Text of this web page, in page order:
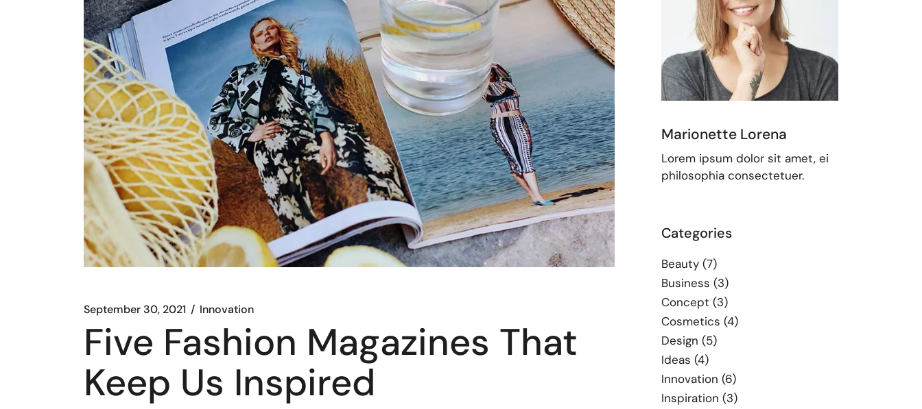
September 30, 2021 Innovation
Five Fashion Magazines That
Keep Us Inspired
Marionette Lorena
Lorem ipsum dolor sit amet, ei
philosophia consectetuer.
Categories
Beauty (7)
Business (3)
Concept (3)
Cosmetics (4)
Design (5)
Ideas (4)
Innovation (6)
Inspiration (3)